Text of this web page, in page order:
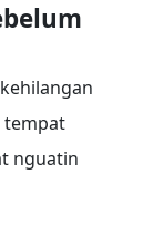
tempat
nguatin